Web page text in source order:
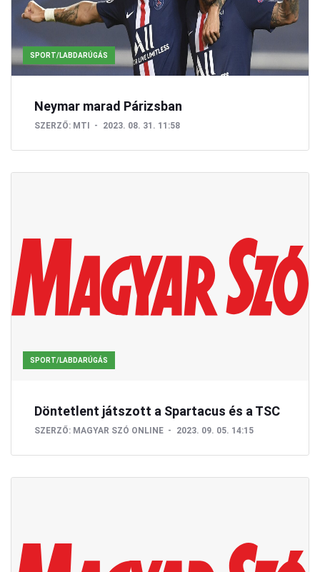
SPORT/LABDARÚGÁS
Neymar marad Párizsban
SZERZŐ: MTI 2023. 08. 31. 11:58
SPORT/LABDARÚGÁS
Döntetlent játszott a Spartacus és a TSC
SZERZŐ: MAGYAR SZÓ ONLINE 2023. 09. 05. 14:15